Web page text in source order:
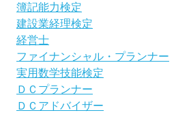
簿記能力検定
建設業経理検定
経営士
ファイナンシャル・プランナー
実用数学技能検定
ＤＣプランナー
ＤＣアドバイザー